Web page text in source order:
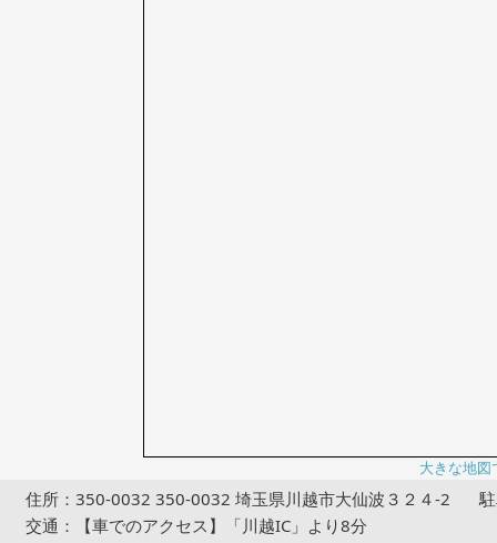
大きな地図
住所：350-0032 350-0032 埼玉県川越市大仙波３２４-2
交通：【車でのアクセス】「川越IC」より8分